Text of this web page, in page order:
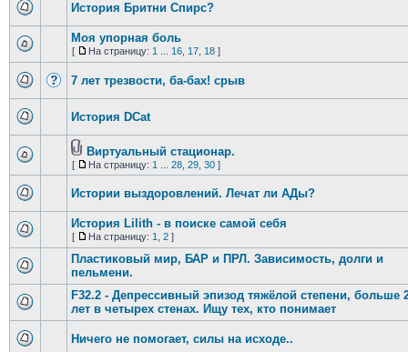
История Бритни Спирс?
Моя упорная боль
[ На страницу: 1 16, 17, 18]
7 лет трезвости, ба-бах! срыв
История DCat
Виртуальный стационар.
[ На страницу: 1 28, 29, 30]
Истории выздоровлений. Лечат ли АДы?
История Lilith - в поиске самой себя
[ На страницу: 1 2]
Пластиковый мир, БАР и ПРЛ. Зависимость, долги и
пельмени.
F32.2 - Депрессивный эпизод тяжёлой степени, больше
лет в четырех стенах. Ищу тех, кто понимает
Ничего не помогает, силы на исходе..